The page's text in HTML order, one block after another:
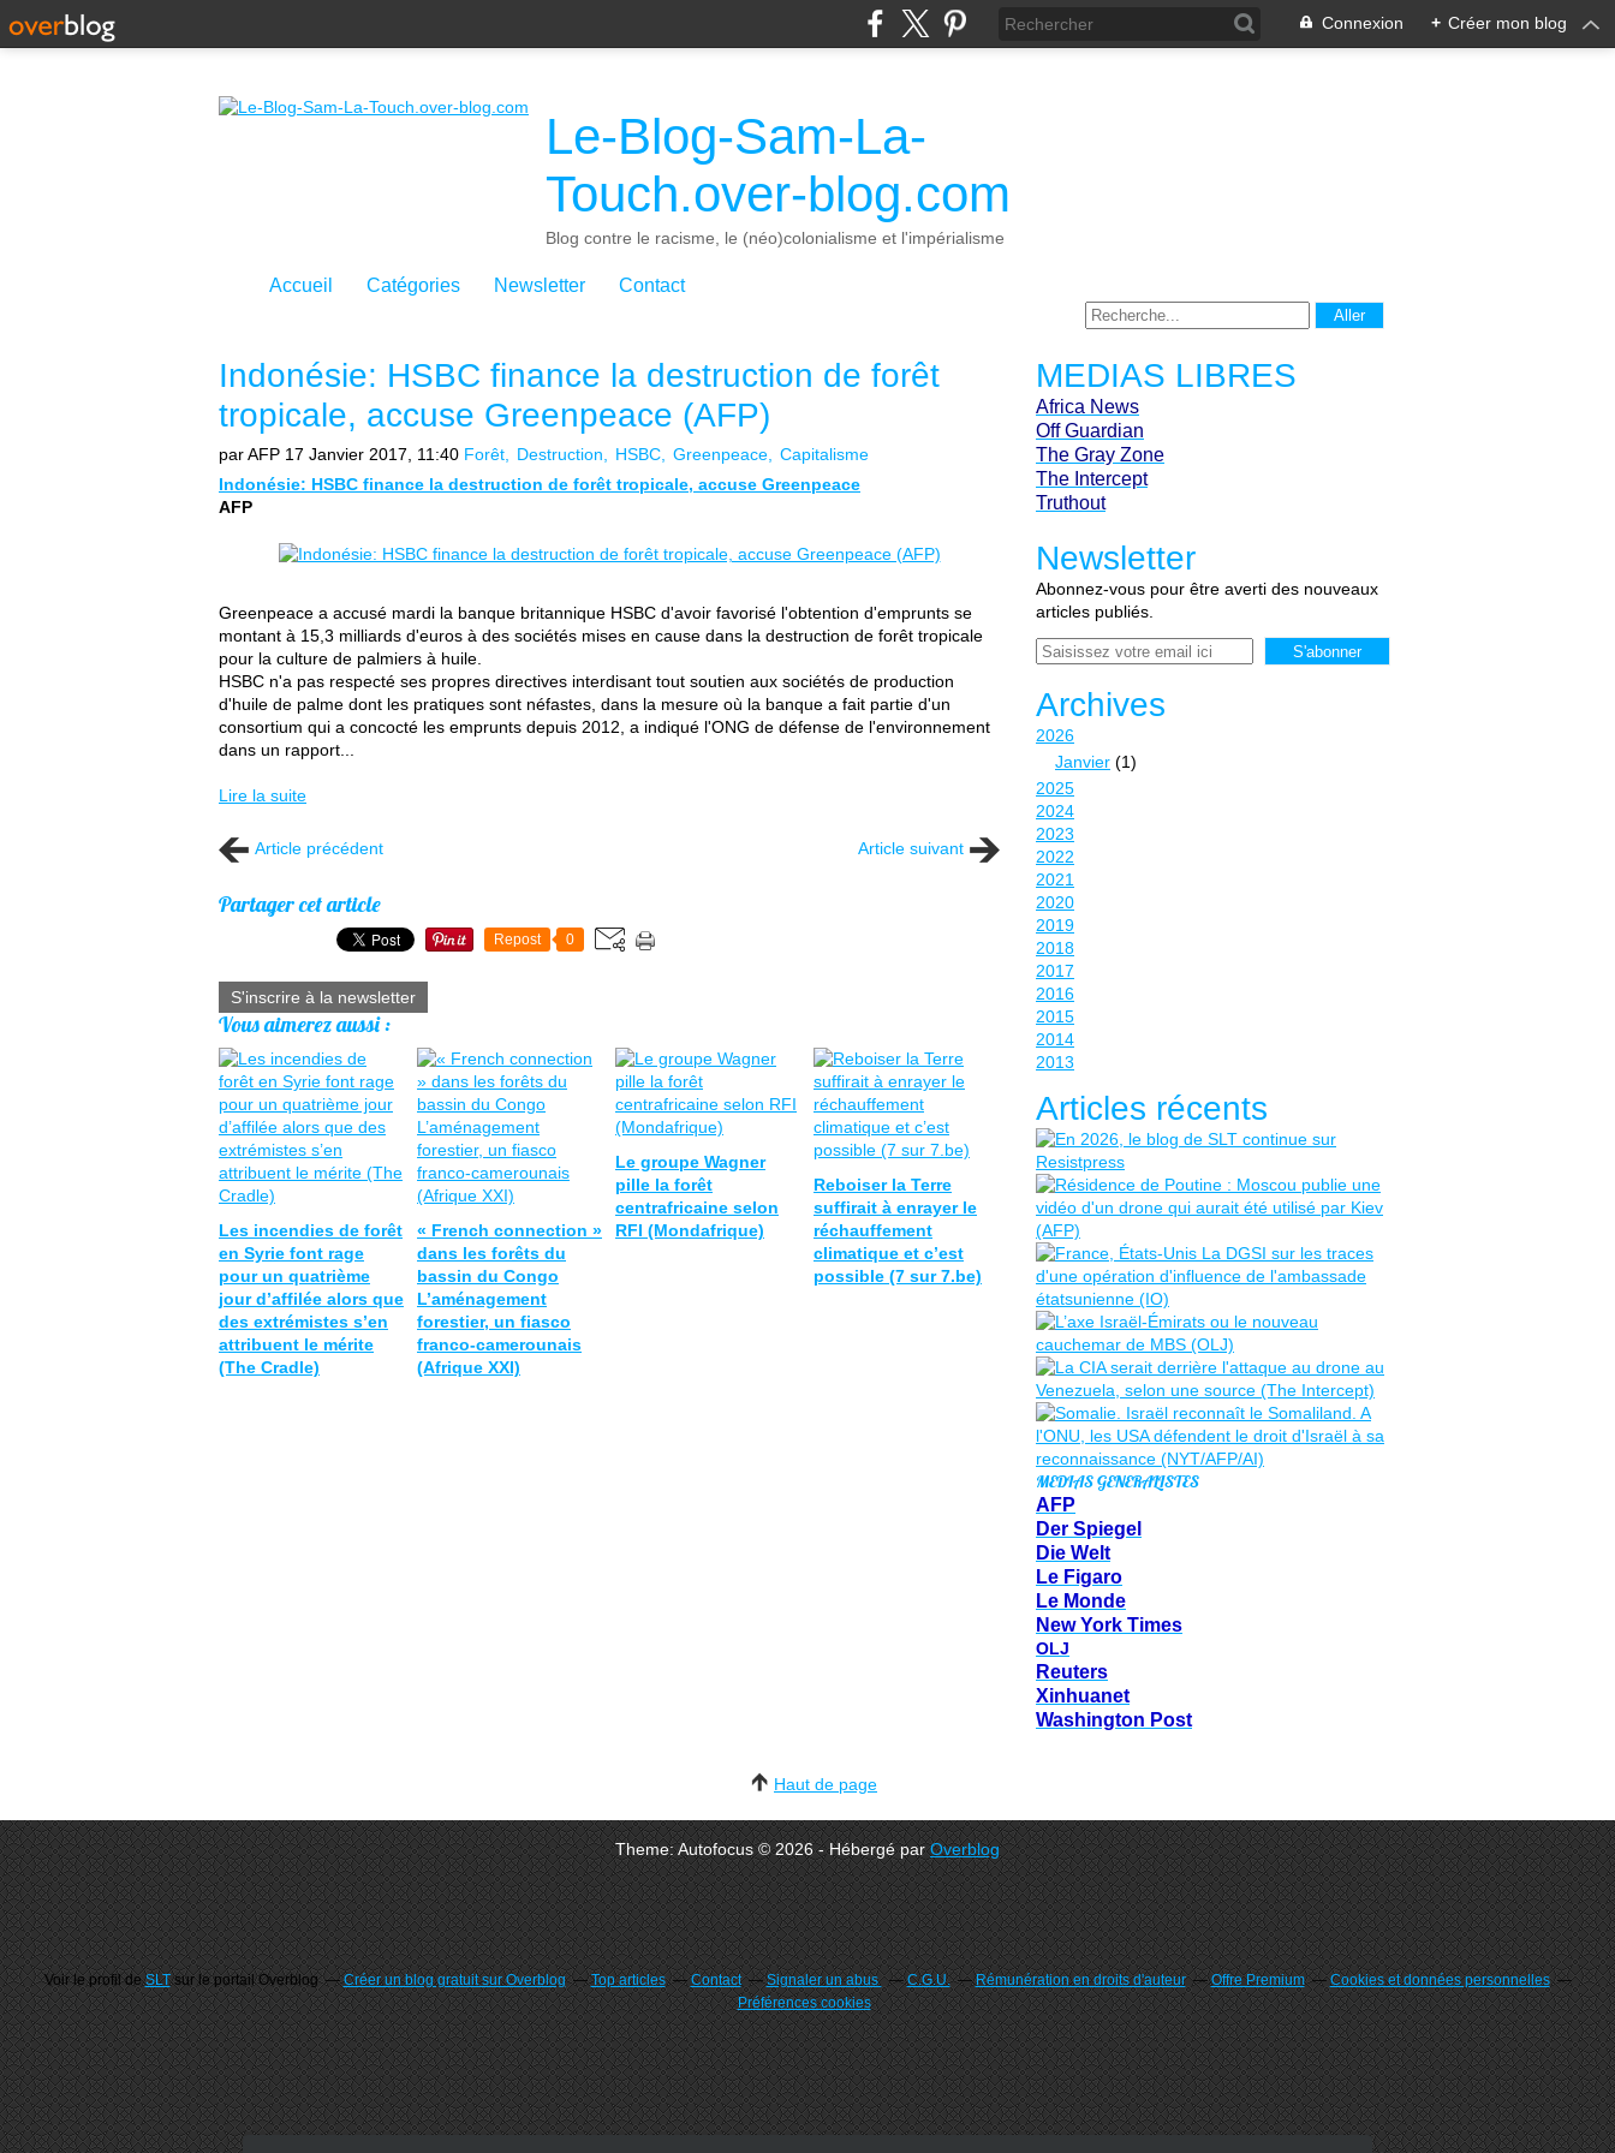
Connexion + Créer mon blog
Le-Blog-Sam-La-
Touch.over-blog.com
Blog contre le racisme, le (néo)colonialisme et l'impérialisme
Accueil Catégories Newsletter Contact
Indonésie: HSBC finance la destruction de forêt
tropicale, accuse Greenpeace (AFP)
par AFP 17 Janvier 2017, 11:40 Forêt Destruction HSBC Greenpeace
Capitalisme
Indonésie: HSBC finance la destruction de forêt tropicale, accuse Greenpeace
AFP
Greenpeace a accusé mardi la banque britannique HSBC d'avoir favorisé l'obtention d'emprunts se
montant à 15,3 milliards d'euros à des sociétés mises en cause dans la destruction de forêt tropicale
pour la culture de palmiers à huile.
HSBC n'a pas respecté ses propres directives interdisant tout soutien aux sociétés de production
d'huile de palme dont les pratiques sont néfastes, dans la mesure où la banque a fait partie d'un
consortium qui a concocté les emprunts depuis 2012, a indiqué l'ONG de défense de l'environnement
dans un rapport...
Lire la suite
Article précédent Article suivant
Partager cet article
Repost 0
S'inscrire à la newsletter
Vous aimerez aussi :
Les incendies de forêt
en Syrie font rage
pour un quatrième
jour d’affilée alors que
des extrémistes s’en
attribuent le mérite
(The Cradle)
« French connection »
dans les forêts du
bassin du Congo
L’aménagement
forestier, un fiasco
franco-camerounais
(Afrique XXI)
Le groupe Wagner
pille la forêt
centrafricaine selon
RFI (Mondafrique)
Reboiser la Terre
suffirait à enrayer le
réchauffement
climatique et c’est
possible (7 sur 7.be)
MEDIAS LIBRES
Africa News
Off Guardian
The Gray Zone
The Intercept
Truthout
Newsletter
Abonnez-vous pour être averti des nouveaux
articles publiés.
Email
Archives
2026
Janvier (1)
2025
2024
2023
2022
2021
2020
2019
2018
2017
2016
2015
2014
2013
Articles récents
MEDIAS GENERALISTES
AFP
Der Spiegel
Die Welt
Le Figaro
Le Monde
New York Times
OLJ
Reuters
Xinhuanet
Washington Post
Haut de page
Theme: Autofocus © 2026 - Hébergé parOverblog
Voir le profil deSLTsur le portail Overblog Créer un blog gratuit sur Overblog Top articles Contact Signaler un abus C.G.U. Rémunération en droits d'auteur Offre Premium
Cookies et données personnelles
Préférences cookies